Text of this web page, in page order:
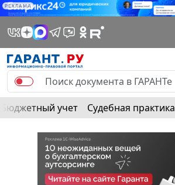
РЕКЛАМА
Бюджетный учет Судебная практика